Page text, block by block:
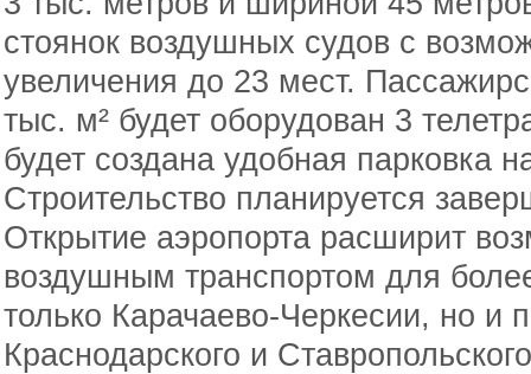
стоянок воздушных судов с
увеличения до 23 мест.
тыс. м² будет оборудован 3
будет создана удобная парковка
Строительство планируется
Открытие аэропорта расширит
воздушным транспортом для
только Карачаево-Черкесии, но и
Краснодарского и